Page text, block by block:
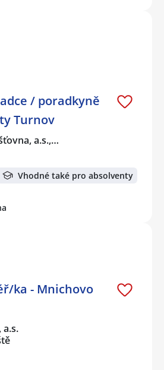
/ poradkyně
Turnov
a.s.,…
Vhodné také pro absolventy
ka - Mnichovo
a.s.